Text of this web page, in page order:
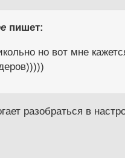
пишет:
но вот мне
разобраться в